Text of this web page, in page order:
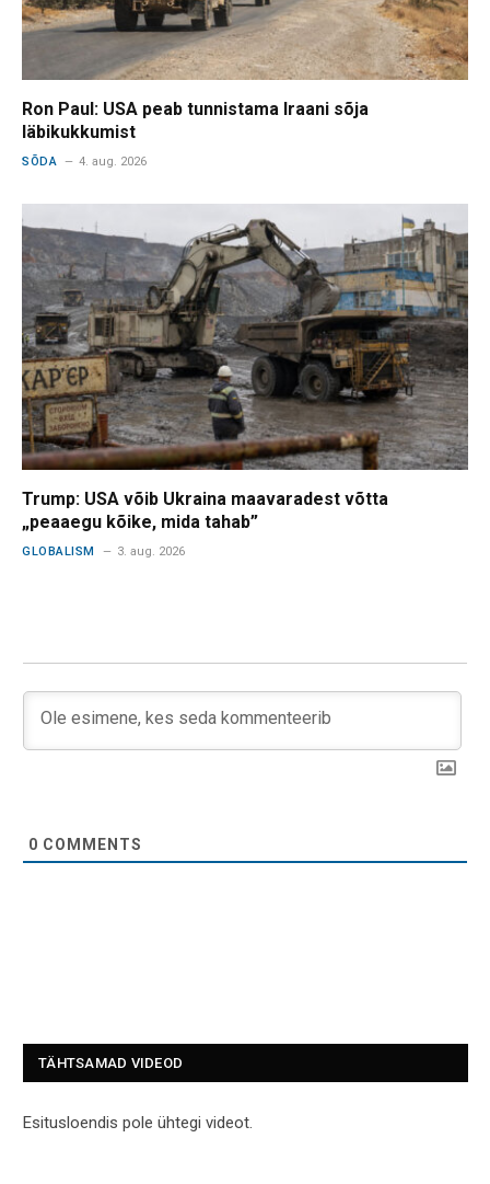
Ron Paul: USA peab tunnistama Iraani sõja
läbikukkumist
SÕDA 4. aug. 2026
Trump: USA võib Ukraina maavaradest võtta
„peaaegu kõike, mida tahab”
GLOBALISM 3. aug. 2026
0 COMMENTS
TÄHTSAMAD VIDEOD
Esitusloendis pole ühtegi videot.